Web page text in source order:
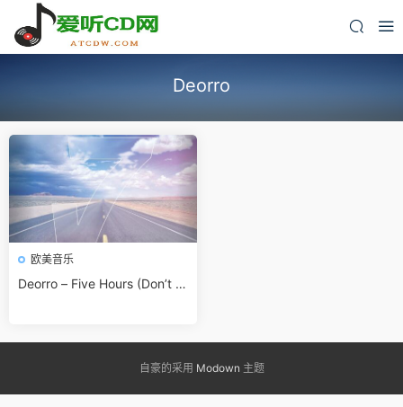
Deorro
欧美音乐
Deorro – Five Hours (Don’t H
自豪的采用 Modown 主题